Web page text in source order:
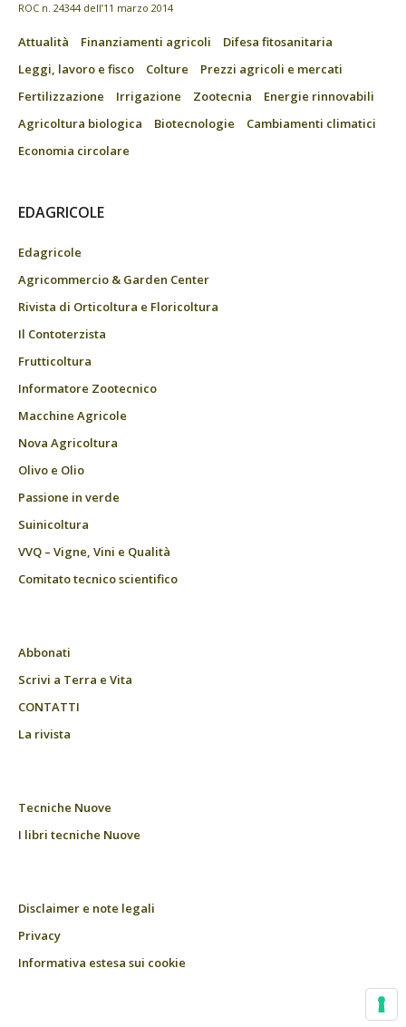
ROC n. 24344 dell’11 marzo 2014
Attualità Finanziamenti agricoli
Difesa fitosanitaria
Leggi, lavoro e fisco
Colture
Prezzi agricoli e mercati
Fertilizzazione
Irrigazione Zootecnia
Energie rinnovabili
Agricoltura biologica
Biotecnologie
Cambiamenti climatici
Economia circolare
EDAGRICOLE
Edagricole
Agricommercio & Garden Center
Rivista di Orticoltura e Floricoltura
Il Contoterzista
Frutticoltura
Informatore Zootecnico
Macchine Agricole
Nova Agricoltura
Olivo e Olio
Passione in verde
Suinicoltura
VVQ – Vigne, Vini e Qualità
Comitato tecnico scientifico
Abbonati
Scrivi a Terra e Vita
CONTATTI
La rivista
Tecniche Nuove
I libri tecniche Nuove
Disclaimer e note legali
Privacy
Informativa estesa sui cookie